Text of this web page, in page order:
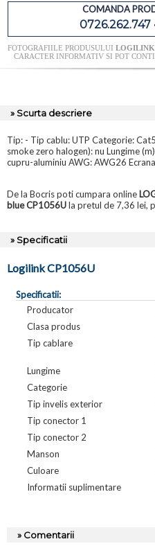
COMANDA
0726.262.747
FOTOGRAFIILE PRODUSULUI LOGILINK
CARACTER INFORMATIV SI POT
» Scurta descriere
Tip: - Tip cablu: UTP Categorie:
smoke zero halogen): nu Lungime
cupru-aluminiu AWG: AWG26
De la Bocris poti cumpara online
blue CP1056Ula pretul de 7,36 lei,
» Specificatii
Logilink CP1056U
Specificatii:
Producator
Clasa produs
Tip cablare
Lungime
Categorie
Tip invelis exterior
Tip conector 1
Tip conector 2
Manson
Culoare
Informatii suplimentare
» Comentarii